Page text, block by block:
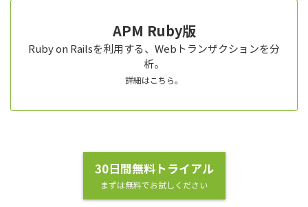
APM Ruby版
Ruby on Railsを利用する、Webトランザクションを分
析。
詳細はこちら。
30日間無料トライアル
まずは無料でお試しください